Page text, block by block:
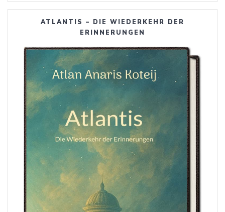
ATLANTIS – DIE WIEDERKEHR DER
ERINNERUNGEN